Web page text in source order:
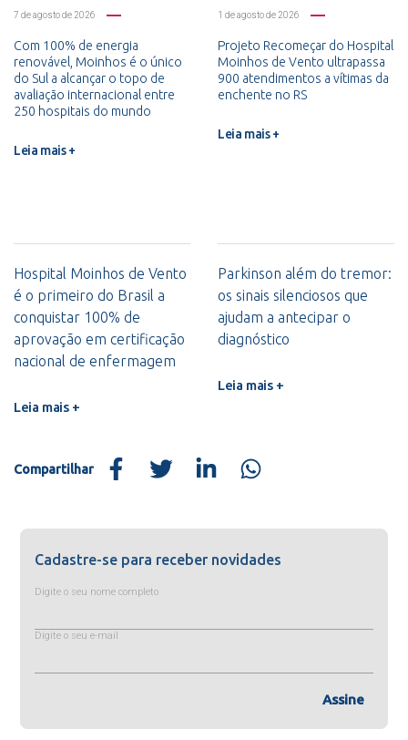
7 de agosto de 2026
Com 100% de energia
renovável, Moinhos é o único
do Sul a alcançar o topo de
avaliação internacional entre
250 hospitais do mundo
Leia mais +
1 de agosto de 2026
Projeto Recomeçar do Hospital
Moinhos de Vento ultrapassa
900 atendimentos a vítimas da
enchente no RS
Leia mais +
Hospital Moinhos de Vento
é o primeiro do Brasil a
conquistar 100% de
aprovação em certificação
nacional de enfermagem
Leia mais +
Parkinson além do tremor:
os sinais silenciosos que
ajudam a antecipar o
diagnóstico
Leia mais +
Compartilhar
Cadastre-se para receber novidades
Digite o seu nome completo
Digite o seu e-mail
Assine